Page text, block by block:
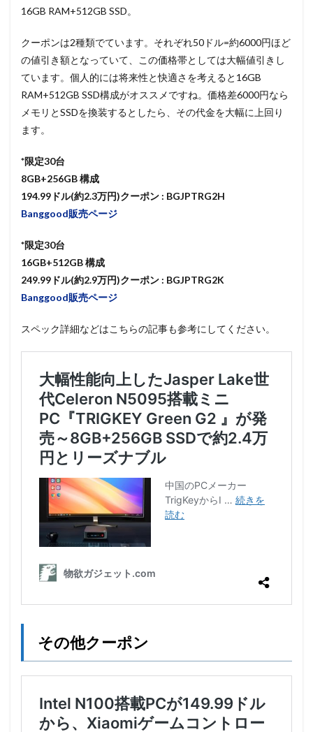
16GB RAM+512GB SSD。
クーポンは2種類でています。それぞれ50ドル=約6000円ほど
の値引き額となっていて、この価格帯としては大幅値引きし
ています。個人的には将来性と快適さを考えると16GB
RAM+512GB SSD構成がオススメですね。価格差6000円なら
メモリとSSDを換装するとしたら、その代金を大幅に上回り
ます。
*限定30台
8GB+256GB 構成
194.99ドル(約2.3万円)クーポン : BGJPTRG2H
Banggood販売ページ
*限定30台
16GB+512GB 構成
249.99ドル(約2.9万円)クーポン : BGJPTRG2K
Banggood販売ページ
スペック詳細などはこちらの記事も参考にしてください。
その他クーポン